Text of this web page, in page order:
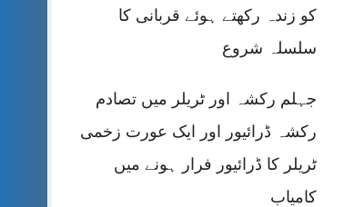
کو زندہ رکھتے ہوئے قربانی کا
سلسلہ شروع
جہلم رکشہ اور ٹریلر میں تصادم
رکشہ ڈرائیور اور ایک عورت زخمی
ٹریلر کا ڈرائیور فرار ہونے میں
کامیاب